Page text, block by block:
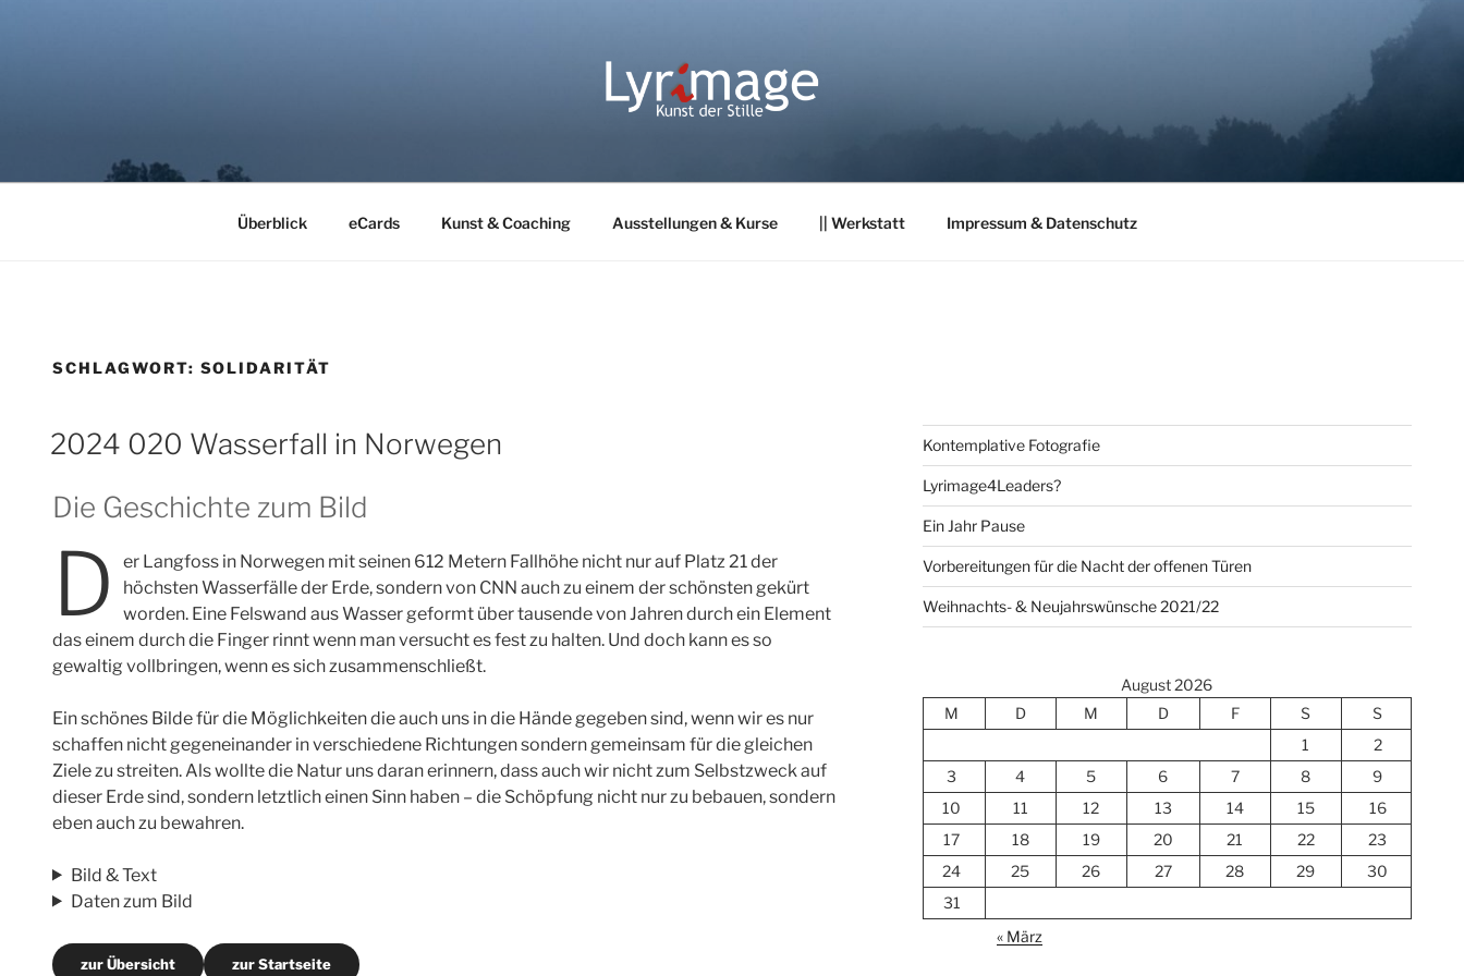
LYRIMAGE
Überblick eCards Kunst & Coaching Ausstellungen & Kurse || Werkstatt Impressum & Datenschutz
SCHLAGWORT: SOLIDARITÄT
2024 020 Wasserfall in Norwegen
Die Geschichte zum Bild
D
er Langfoss in Norwegen mit seinen 612 Metern Fallhöhe nicht nur auf Platz 21 der
höchsten Wasserfälle der Erde, sondern von CNN auch zu einem der schönsten gekürt
worden. Eine Felswand aus Wasser geformt über tausende von Jahren durch ein Element
das einem durch die Finger rinnt wenn man versucht es fest zu halten. Und doch kann es so
gewaltig vollbringen, wenn es sich zusammenschließt.
Ein schönes Bilde für die Möglichkeiten die auch uns in die Hände gegeben sind, wenn wir es nur
schaffen nicht gegeneinander in verschiedene Richtungen sondern gemeinsam für die gleichen
Ziele zu streiten. Als wollte die Natur uns daran erinnern, dass auch wir nicht zum Selbstzweck auf
dieser Erde sind, sondern letztlich einen Sinn haben – die Schöpfung nicht nur zu bebauen, sondern
eben auch zu bewahren.
Bild & Text
Daten zum Bild
zur Übersicht zur Startseite
Kontemplative Fotografie
Lyrimage4Leaders?
Ein Jahr Pause
Vorbereitungen für die Nacht der offenen Türen
Weihnachts- & Neujahrswünsche 2021/22
August 2026
M
D M D F S
S
1
2
3
4 5 6 7 8
9
10
11 12 13 14 15
16
17
18 19 20 21 22
23
24
25 26 27 28 29
30
31
« März